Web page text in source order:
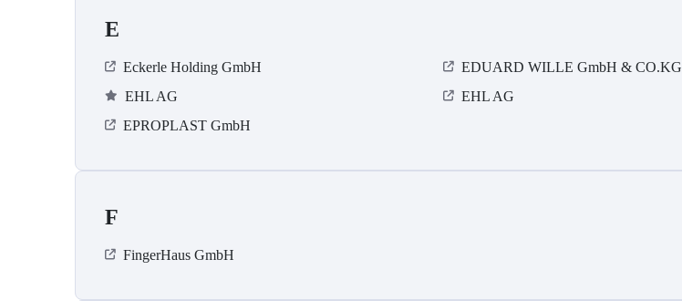
E
Eckerle Holding GmbH EDUARD WILLE GmbH & CO.KG
EHL AG
EHL AG
EPROPLAST GmbH
F
FingerHaus GmbH